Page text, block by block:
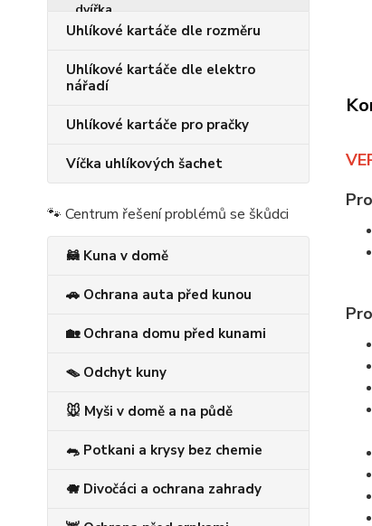
Uhlíkové kartáče dle rozměru
Uhlíkové kartáče dle elektro
nářadí
Uhlíkové kartáče pro pračky
Víčka uhlíkových šachet
🐾 Centrum řešení problémů se škůdci
🦝 Kuna v domě
🚗 Ochrana auta před kunou
🏡 Ochrana domu před kunami
🪤 Odchyt kuny
🐭 Myši v domě a na půdě
🐀 Potkani a krysy bez chemie
🐗 Divočáci a ochrana zahrady